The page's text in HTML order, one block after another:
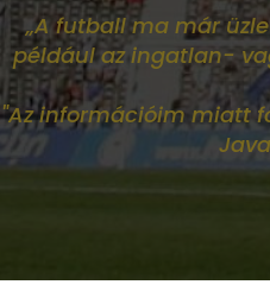
„A futball ma már
például az ingatlan-
"Az információim miatt